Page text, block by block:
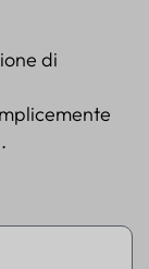
di